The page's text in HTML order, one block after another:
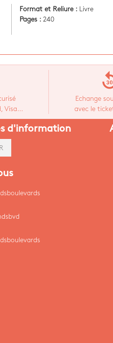
Format et Reliure :
Livre
Pages : 240
Visa...
Echange
avec le
d'information